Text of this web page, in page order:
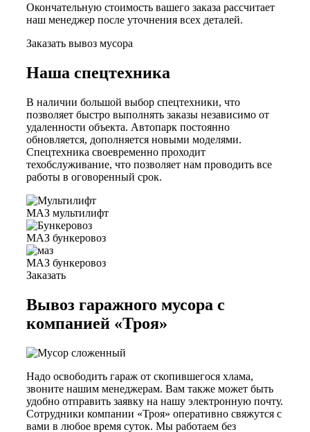
Окончательную стоимость вашего заказа рассчитает
наш менеджер после уточнения всех деталей.
Заказать вывоз мусора
Наша спецтехника
В наличии большой выбор спецтехники, что
позволяет быстро выполнять заказы независимо от
удаленности объекта. Автопарк постоянно
обновляется, дополняется новыми моделями.
Спецтехника своевременно проходит
техобслуживание, что позволяет нам проводить все
работы в оговоренный срок.
МАЗ мультилифт
МАЗ бункеровоз
МАЗ бункеровоз
Заказать
Вывоз гаражного мусора с
компанией «Троя»
Надо освободить гараж от скопившегося хлама,
звоните нашим менеджерам. Вам также может быть
удобно отправить заявку на нашу электронную почту.
Сотрудники компании «Троя» оперативно свяжутся с
вами в любое время суток. Мы работаем без